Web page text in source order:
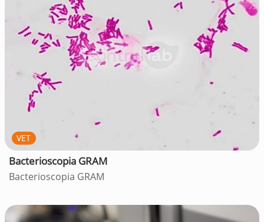
VET
Bacterioscopia GRAM
Bacterioscopia GRAM